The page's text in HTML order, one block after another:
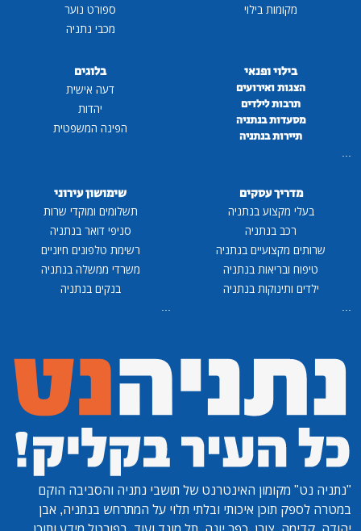
מקומות בילוי
ספורט נוער
מכבי נתניה
בילוי ופנאי
הצגות ואירועים
תרבות לילדים
מסעדות בנתניה
תיירות בנתניה
...
בלוגים
דעה אישית
יהדות
הפינה המשפטית
מדריך עסקים
בעלי מקצוע בנתניה
רכב בנתניה
שרותים מקצועיים בנתניה
טיפוח ובריאות בנתניה
ילדים ותינוקות בנתניה
...
שימושון עירוני
תשלומים ומוקדי שרות
סניפי דואר בנתניה
רשימת טלפונים חיוניים
משרדי ממשלה בנתניה
בנקים בנתניה
...
"נתניה נט" מקומון האינטרנט של תושבי נתניה והסביבה הוקם
במטרה לספק תוכן איכותי ובלתי תלוי על המתרחש בנתניה, אבן